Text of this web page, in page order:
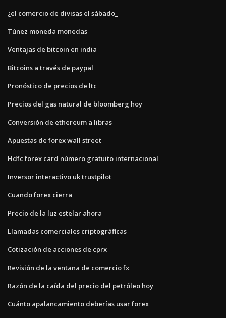
¿el comercio de divisas el sábado_
Túnez moneda monedas
Ventajas de bitcoin en india
Bitcoins a través de paypal
Pronóstico de precios de ltc
Precios del gas natural de bloomberg hoy
Conversión de ethereum a libras
Apuestas de forex wall street
Hdfc forex card número gratuito internacional
Inversor interactivo uk trustpilot
Cuando forex cierra
Precio de la luz estelar ahora
Llamadas comerciales criptográficas
Cotización de acciones de cprx
Revisión de la ventana de comercio fx
Razón de la caída del precio del petróleo hoy
Cuánto apalancamiento deberías usar forex